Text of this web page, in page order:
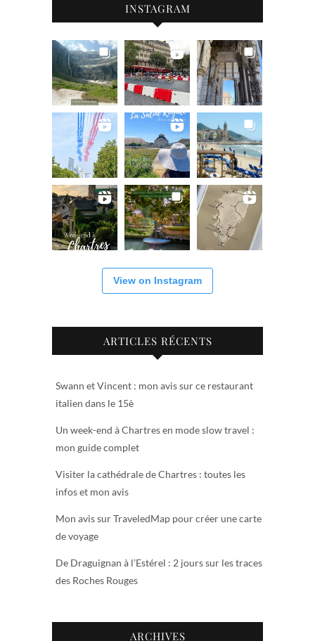
INSTAGRAM
View on Instagram
ARTICLES RÉCENTS
Swann et Vincent : mon avis sur ce restaurant
italien dans le 15è
Un week-end à Chartres en mode slow travel :
mon guide complet
Visiter la cathédrale de Chartres : toutes les
infos et mon avis
Mon avis sur TraveledMap pour créer une carte
de voyage
De Draguignan à l’Estérel : 2 jours sur les traces
des Roches Rouges
ARCHIVES